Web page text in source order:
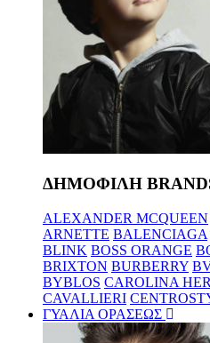
ΔΗΜΟΦΙΛΗ
ALEXANDER MCQUEEN
ARNETTE BALENCIAGA
BLINK BOSS ORANGE
BRIXTON BURBERRY
BYBLOS CAROLINA
CAVALLIERI
ΓΥΑΛΙΑ ΟΡΑΣΕΩΣ